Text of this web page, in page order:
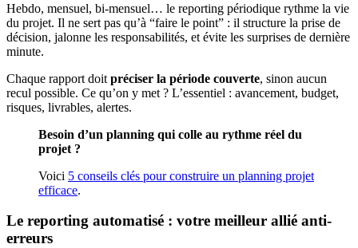
Hebdo, mensuel, bi-mensuel… le reporting périodique rythme la vie
du projet. Il ne sert pas qu’à “faire le point” : il structure la prise de
décision, jalonne les responsabilités, et évite les surprises de dernière
minute.
Chaque rapport doit préciser la période couverte, sinon aucun
recul possible. Ce qu’on y met ? L’essentiel : avancement, budget,
risques, livrables, alertes.
Besoin d’un planning qui colle au rythme réel du
projet ?
Voici 5 conseils clés pour construire un planning projet
efficace.
Le reporting automatisé : votre meilleur allié anti-
erreurs